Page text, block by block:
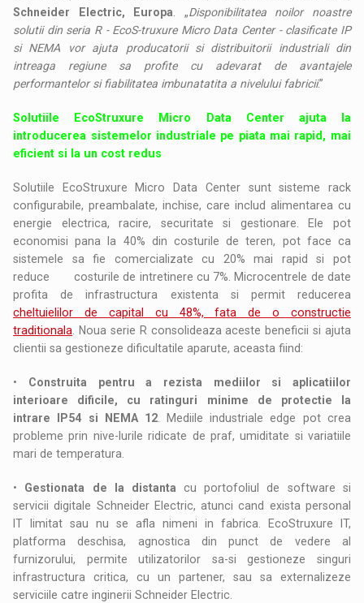
Schneider Electric, Europa . „Disponibilitatea noilor noastre
solutii din seria R - EcoS-truxure Micro Data Center - clasificate IP
si NEMA vor ajuta producatorii si distribuitorii industriali din
intreaga regiune sa profite cu adevarat de avantajele
performantelor si fiabilitatea imbunatatita a nivelului fabricii.”
Solutiile EcoStruxure Micro Data Center ajuta la
introducerea sistemelor industriale pe piata mai rapid, mai
eficient si la un cost redus
Solutiile EcoStruxure Micro Data Center sunt sisteme rack
configurabile, preambalate, inchise, care includ alimentarea cu
energie electrica, racire, securitate si gestionare. Ele pot
economisi pana la 40% din costurile de teren, pot face ca
sistemele sa fie comercializate cu 20% mai rapid si pot
reduce costurile de intretinere cu 7%. Microcentrele de date
profita de infrastructura existenta si permit reducerea
cheltuielilor de capital cu 48%, fata de o constructie
traditionala . Noua serie R consolideaza aceste beneficii si ajuta
clientii sa gestioneze dificultatile aparute, aceasta fiind:
• Construita pentru a rezista mediilor si aplicatiilor
interioare dificile, cu ratinguri minime de protectie la
intrare IP54 si NEMA 12. Mediile industriale edge pot crea
probleme prin nive-lurile ridicate de praf, umiditate si variatiile
mari de temperatura.
• Gestionata de la distanta cu portofoliul de software si
servicii digitale Schneider Electric, atunci cand exista personal
IT limitat sau nu se afla nimeni in fabrica. EcoStruxure IT,
platforma deschisa, agnostica din punct de vedere al
furnizorului, permite utilizatorilor sa-si gestioneze singuri
infrastructura critica, cu un partener, sau sa externalizeze
serviciile catre inginerii Schneider Electric.